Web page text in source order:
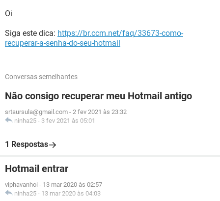
Oi
Siga este dica: https://br.ccm.net/faq/33673-como-
recuperar-a-senha-do-seu-hotmail
Conversas semelhantes
Não consigo recuperar meu Hotmail antigo
srtaursula@gmail.com - 2 fev 2021 às 23:32
ninha25 - 3 fev 2021 às 05:01
1 Respostas
Hotmail entrar
viphavanhoi - 13 mar 2020 às 02:57
ninha25 - 13 mar 2020 às 04:03